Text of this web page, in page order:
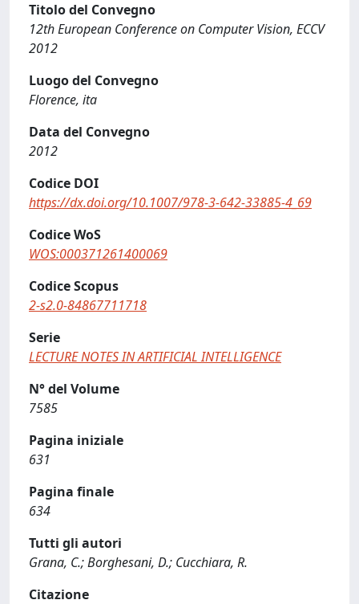
Titolo del Convegno
12th European Conference on Computer Vision, ECCV
2012
Luogo del Convegno
Florence, ita
Data del Convegno
2012
Codice DOI
https://dx.doi.org/10.1007/978-3-642-33885-4_69
Codice WoS
WOS:000371261400069
Codice Scopus
2-s2.0-84867711718
Serie
LECTURE NOTES IN ARTIFICIAL INTELLIGENCE
N° del Volume
7585
Pagina iniziale
631
Pagina finale
634
Tutti gli autori
Grana, C.; Borghesani, D.; Cucchiara, R.
Citazione